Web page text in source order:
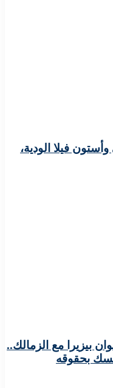
فيلا الودية،
بيزيرا مع الزمالك..
بحقوقه